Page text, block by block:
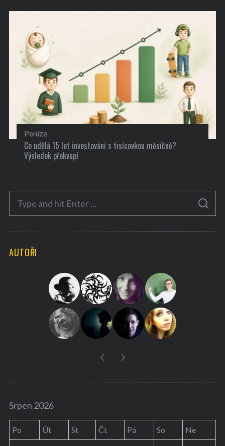
Peníze
Co udělá 15 let investování s tisícovkou měsíčně?
Výsledek překvapí
c
S
A
C
AUTOŘI
Srpen 2026
Po Út St Čt Pá So Ne